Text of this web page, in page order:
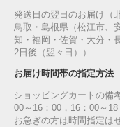
発送日の翌日のお届け（
鳥取・島根県（松江市、
知・福岡・佐賀・大分・
2日後（翌々日））
お届け時間帯の指定方法
ショッピングカートの備
00～16：00，16：00～
お急ぎの方は時間指定は